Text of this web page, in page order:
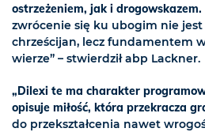
ostrzeżeniem, jak i drogowskazem.
zwrócenie się ku ubogim nie
chrześcijan, lecz fundamentem
wierze” – stwierdził abp Lackner.
„Dilexi te ma charakter
opisuje miłość, która przekracza
do przekształcenia nawet